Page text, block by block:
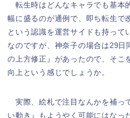
転生時はどんなキャラでも基本
幅に盛るのが通例で、即ち転生で
という認識を運営サイドも持って
なのですが、神奈子の場合は29日
の上方修正』があったので、そこ
向上という感じでしょうか。
実際、絵札で注目なんかを補っ
い動き』もようやく可能にはなっ